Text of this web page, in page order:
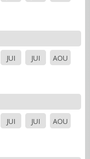
JUI JUI
AOU
JUI JUI
AOU